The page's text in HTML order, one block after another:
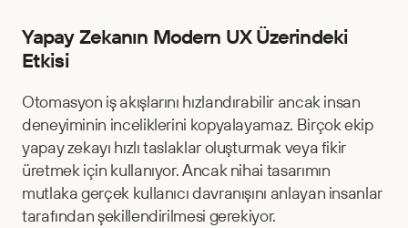
Yapay Zekanın Modern UX Üzerindeki
Etkisi
Otomasyon iş akışlarını hızlandırabilir ancak insan
deneyiminin inceliklerini kopyalayamaz. Birçok ekip
yapay zekayı hızlı taslaklar oluşturmak veya fikir
üretmek için kullanıyor. Ancak nihai tasarımın
mutlaka gerçek kullanıcı davranışını anlayan insanlar
tarafından şekillendirilmesi gerekiyor.